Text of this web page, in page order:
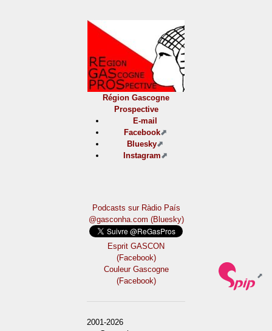
Région Gascogne
Prospective
E-mail
Facebook
Bluesky
Instagram
Podcasts sur Ràdio País
@gasconha.com (Bluesky)
Esprit GASCON
(Facebook)
Couleur Gascogne
(Facebook)
2001-2026